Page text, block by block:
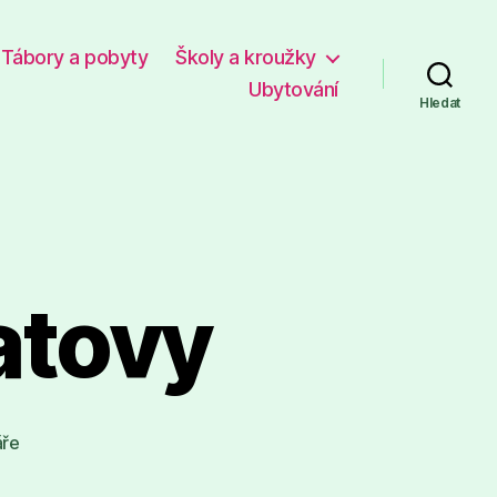
Tábory a pobyty
Školy a kroužky
Ubytování
Hledat
u